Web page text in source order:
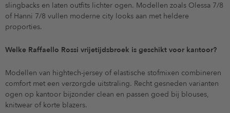
slingbacks en laten outfits lichter ogen. Modellen zoals Olessa 7/8
of Hanni 7/8 vullen moderne city looks aan met heldere
proporties.
Welke Raffaello Rossi vrijetijdsbroek is geschikt voor kantoor?
Modellen van hightech-jersey of elastische stofmixen combineren
comfort met een verzorgde uitstraling. Recht gesneden varianten
ogen op kantoor bijzonder clean en passen goed bij blouses,
knitwear of korte blazers.